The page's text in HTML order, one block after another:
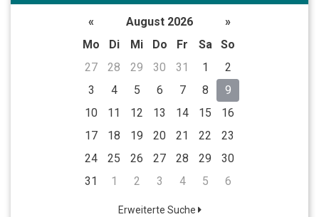
« August 2026
»
Mo
Di Mi Do Fr Sa
So
27
28 29 30 31 1
2
3
4 5 6 7 8
9
10
11 12 13 14 15
16
17
18 19 20 21 22
23
24
25 26 27 28 29
30
31
1 2 3 4 5 6
Erweiterte Suche